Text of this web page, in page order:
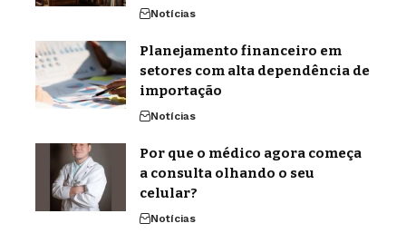
Notícias
Planejamento financeiro em
setores com alta dependência de
importação
Notícias
Por que o médico agora começa
a consulta olhando o seu
celular?
Notícias